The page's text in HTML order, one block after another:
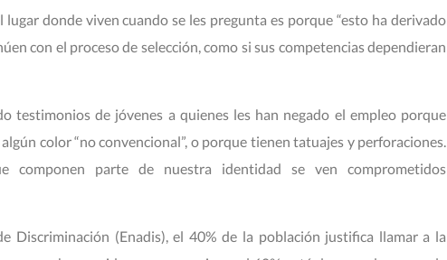
lugar donde viven cuando se les pregunta es porque “esto ha derivado
con el proceso de selección, como si sus competencias dependieran
testimonios de jóvenes a quienes les han negado el empleo porque
color “no convencional”, o porque tienen tatuajes y perforaciones.
componen parte de nuestra identidad se ven comprometidos
Discriminación (Enadis), el 40% de la población justifica llamar a la